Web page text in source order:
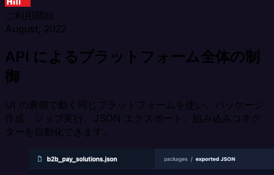
ご利用開始：
August, 2022
API によるプラットフォーム全体の制
御
UI の裏側で動く同じプラットフォームを使い、パッケージ
作成、ジョブ実行、JSON エクスポート、組み込みコネク
ターを自動化できます。